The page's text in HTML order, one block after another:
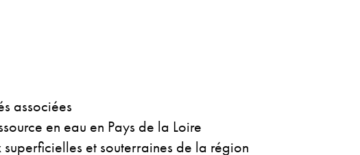
associées
en eau en Pays de la Loire
et souterraines de la région